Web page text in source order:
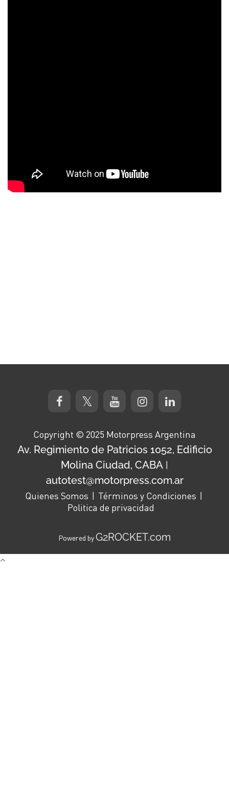
Copyright © 2025 Motorpress Argentina
Av. Regimiento de Patricios 1052, Edificio
Molina Ciudad, CABA |
autotest@motorpress.com.ar
Quienes Somos
Términos y Condiciones
Politica de privacidad
Powered byG2ROCKET.com